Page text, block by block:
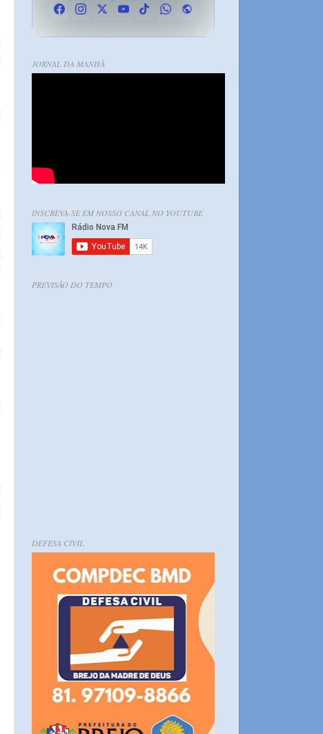
JORNAL DA MANHÃ
INSCREVA-SE EM NOSSO CANAL NO YOUTUBE
PREVISÃO DO TEMPO
DEFESA CIVIL